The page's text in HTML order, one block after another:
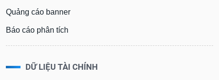
Quảng cáo banner
Báo cáo phân tích
DỮ LIỆU TÀI CHÍNH